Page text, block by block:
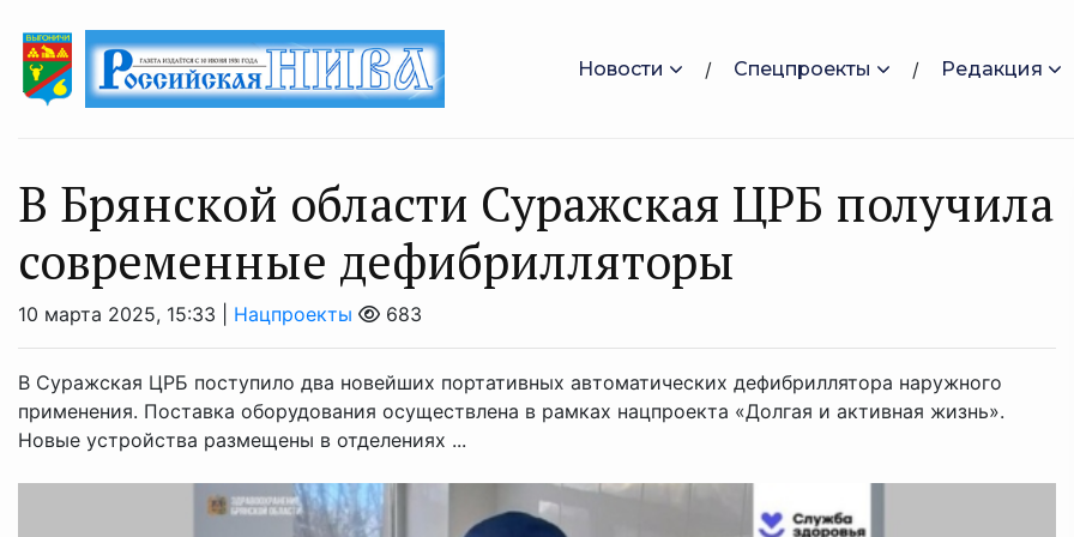
Новости Спецпроекты Редакция
В Брянской области Суражская ЦРБ получила
современные дефибрилляторы
10 марта 2025, 15:33 | Нацпроекты 683
В Суражская ЦРБ поступило два новейших портативных автоматических дефибриллятора наружного
применения. Поставка оборудования осуществлена в рамках нацпроекта «Долгая и активная жизнь».
Новые устройства размещены в отделениях ...